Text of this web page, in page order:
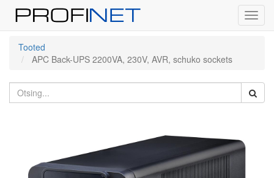
Tooted
APC Back-UPS 2200VA, 230V, AVR, schuko sockets